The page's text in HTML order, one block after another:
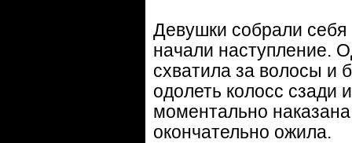
Девушки собрали себя
начали наступление.
схватила за волосы и
одолеть колосс
моментально
окончательно ожила.